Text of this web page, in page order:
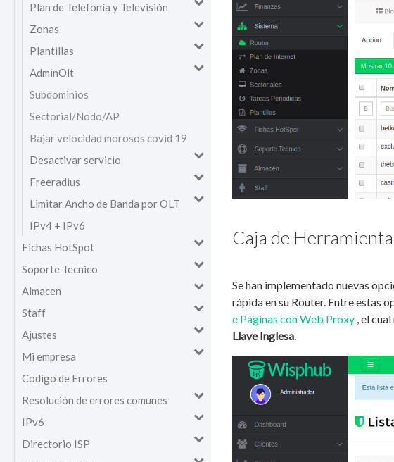
Plan de Telefonía y Televisión
Zonas
Plantillas
AdminOlt
Subdominios
Sectorial/Nodo/AP
Bajar velocidad morosos covid 19
Desactivar servicio
Freeradius
Limitar Ancho de Banda por OLT
IPv4 + IPv6
Fichas HotSpot
Soporte Tecnico
Almacen
Staff
Ajustes
Mi empresa
Codigo de Errores
Resolución de errores comunes
IPv6
Directorio ISP
Caja de
Se han implementado nuevas
rápida en su Router. Entre estas
e Páginas con Web Proxy , el
Llave Inglesa.